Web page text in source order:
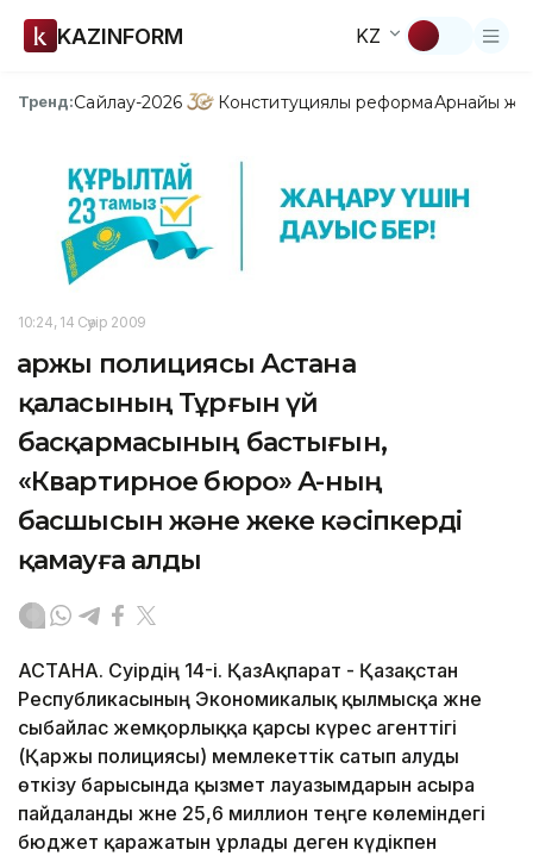
KAZINFORM KZ
Тренд:Сайлау-2026 Конституциялық реформаАрнайы
10:24, 14 Сәуір 2009
Қаржы полициясы Астана
қаласының Тұрғын үй
басқармасының бастығын,
«Квартирное бюро» АҚ-ның
басшысын және жеке кәсіпкерді
қамауға алды
АСТАНА. Сәуірдің 14-і. ҚазАқпарат - Қазақстан
Республикасының Экономикалық қылмысқа және
сыбайлас жемқорлыққа қарсы күрес агенттігі
(Қаржы полициясы) мемлекеттік сатып алуды
өткізу барысында қызмет лауазымдарын асыра
пайдаланды және 25,6 миллион теңге көлеміндегі
бюджет қаражатын ұрлады деген күдікпен